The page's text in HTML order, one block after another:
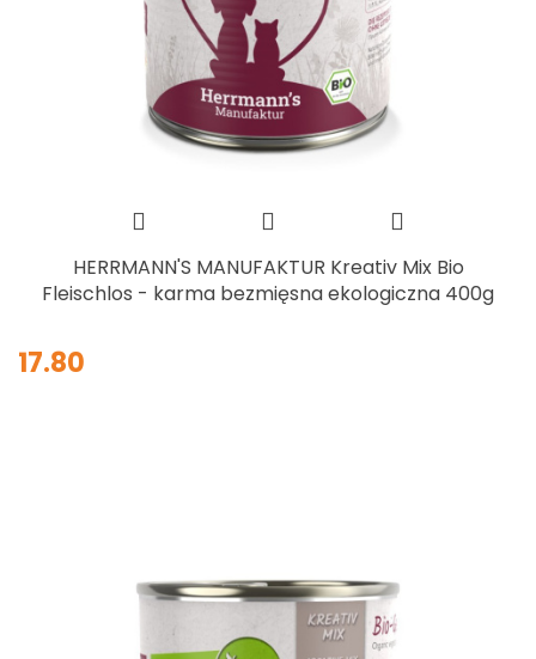
HERRMANN'S MANUFAKTUR Kreativ Mix Bio
Fleischlos - karma bezmięsna ekologiczna 400g
17.80